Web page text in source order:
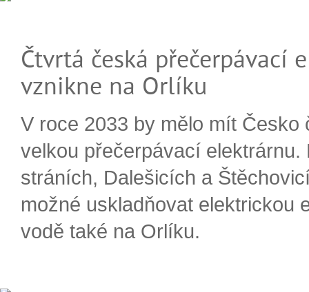
Čtvrtá česká přečerpávací
vznikne na Orlíku
V roce 2033 by mělo mít Česko
velkou přečerpávací elektrárnu.
stráních, Dalešicích a
možné uskladňovat elektrickou
vodě také na Orlíku.